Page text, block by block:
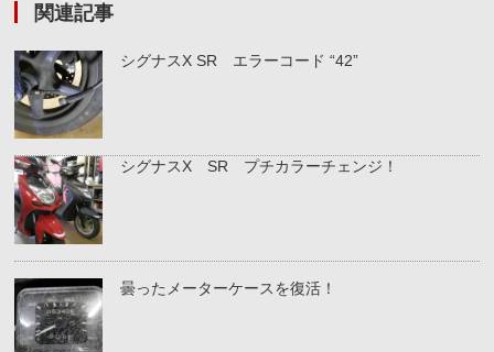
関連記事
シグナスX SR エラーコード “42”
シグナスX SR プチカラーチェンジ！
曇ったメーターケースを復活！